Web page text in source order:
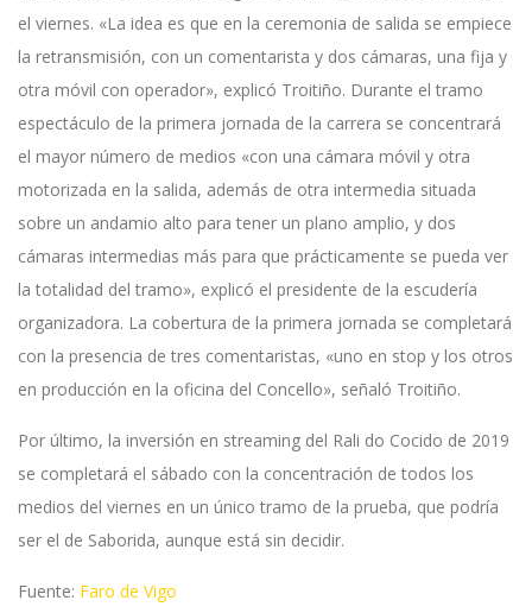
el viernes. «La idea es que en la ceremonia de salida se empiece
la retransmisión, con un comentarista y dos cámaras, una fija y
otra móvil con operador», explicó Troitiño. Durante el tramo
espectáculo de la primera jornada de la carrera se concentrará
el mayor número de medios «con una cámara móvil y otra
motorizada en la salida, además de otra intermedia situada
sobre un andamio alto para tener un plano amplio, y dos
cámaras intermedias más para que prácticamente se pueda ver
la totalidad del tramo», explicó el presidente de la escudería
organizadora. La cobertura de la primera jornada se completará
con la presencia de tres comentaristas, «uno en stop y los otros
en producción en la oficina del Concello», señaló Troitiño.
Por último, la inversión en streaming del Rali do Cocido de 2019
se completará el sábado con la concentración de todos los
medios del viernes en un único tramo de la prueba, que podría
ser el de Saborida, aunque está sin decidir.
Fuente: Faro de Vigo